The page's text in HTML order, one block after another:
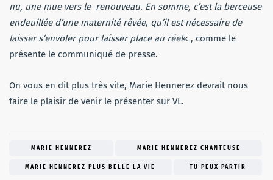
nu, une mue vers le renouveau. En somme, c’est la berceuse
endeuillée d’une maternité rêvée, qu’il est nécessaire de
laisser s’envoler pour laisser place au réel« , comme le
présente le communiqué de presse.
On vous en dit plus très vite, Marie Hennerez devrait nous
faire le plaisir de venir le présenter sur VL.
MARIE HENNEREZ MARIE HENNEREZ CHANTEUSE
MARIE HENNEREZ PLUS BELLE LA VIE TU PEUX PARTIR